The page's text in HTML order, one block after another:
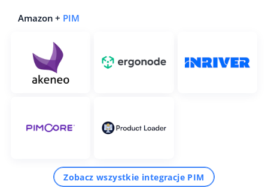
Amazon + PIM
Zobacz wszystkie integracje PIM